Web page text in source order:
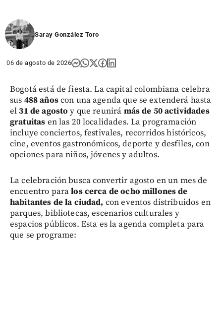
Saray González Toro
06 de agosto de 2026
Bogotá está de fiesta. La capital colombiana celebra
sus 488 añoscon una agenda que se extenderá hasta
el31 de agosto y que reunirá más de 50 actividades
gratuitas en las 20 localidades. La programación
incluye conciertos, festivales, recorridos históricos,
cine, eventos gastronómicos, deporte y desfiles, con
opciones para niños, jóvenes y adultos.
La celebración busca convertir agosto en un mes de
encuentro paralos cerca de ocho millones de
habitantes de la ciudad, con eventos distribuidos en
parques, bibliotecas, escenarios culturales y
espacios públicos. Esta es la agenda completa para
que se programe: